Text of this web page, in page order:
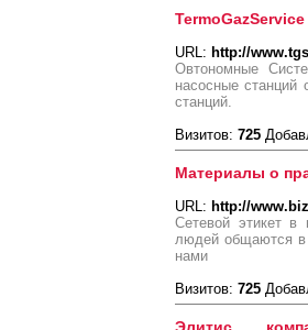
TermoGazService
URL: http://
Овтономные
насосные станций
станций.
Визитов: 725
Материалы о
URL: http://
Сетевой этикет
людей общаются в
нами
Визитов: 725